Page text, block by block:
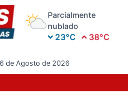
Parcialmente
nublado
23°C
38°C
de Agosto de 2026